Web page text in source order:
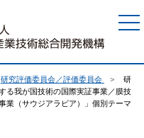
研究評価委員会／評価委員会
研
る我が国技術の国際実証事業／膜技
業（サウジアラビア）」個別テーマ